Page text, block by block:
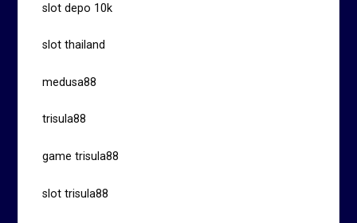
slot depo 10k
slot thailand
medusa88
trisula88
game trisula88
slot trisula88